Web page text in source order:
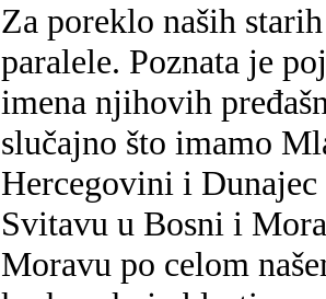
Za poreklo naših
paralele. Poznata je
imena njihovih
slučajno što imamo
Hercegovini i
Svitavu u Bosni i
Moravu po celom